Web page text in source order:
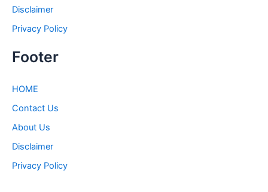
Disclaimer
Privacy Policy
Footer
HOME
Contact Us
About Us
Disclaimer
Privacy Policy